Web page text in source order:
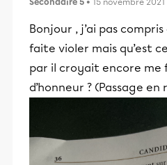
Secondaire 5 • 15 novembre 2021
Bonjour , j’ai pas compris
faite violer mais qu’est
par il croyait encore me
d’honneur ? (Passage en